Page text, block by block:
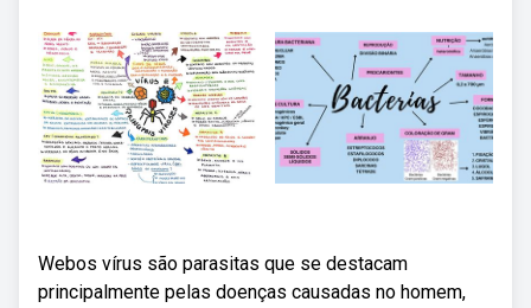
Webos vírus são parasitas que se destacam
principalmente pelas doenças causadas no homem,